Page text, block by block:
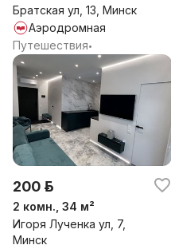
Братская ул, 13, Минск
Аэродромная
Путешествия•
200 р.
2 комн., 34 м²
Игоря Лученка ул, 7,
Минск